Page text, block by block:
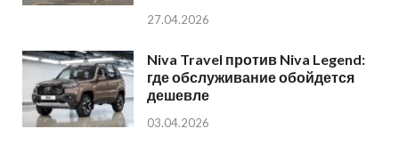
27.04.2026
Niva Travel против Niva Legend:
где обслуживание обойдется
дешевле
03.04.2026